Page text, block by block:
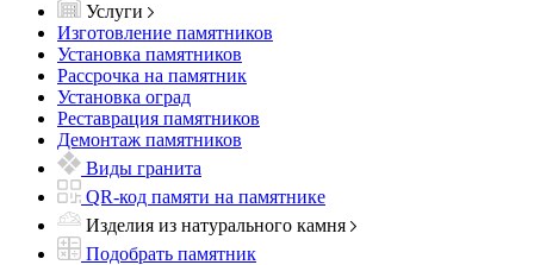
Услуги
Изготовление памятников
Установка памятников
Рассрочка на памятник
Установка оград
Реставрация памятников
Демонтаж памятников
Виды гранита
QR-код памяти на памятнике
Изделия из натурального камня
Подобрать памятник